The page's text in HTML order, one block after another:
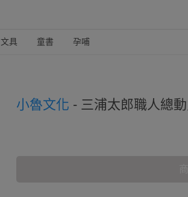
文具 童書 孕哺
小魯文化 - 三浦太郎職人總